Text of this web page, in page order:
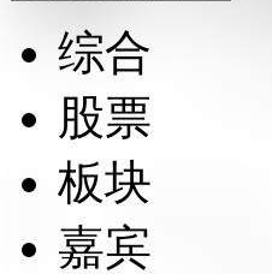
综合
股票
板块
嘉宾